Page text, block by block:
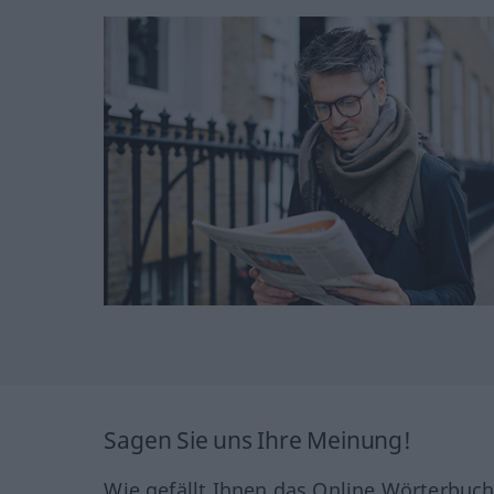
Sagen Sie uns Ihre Meinung!